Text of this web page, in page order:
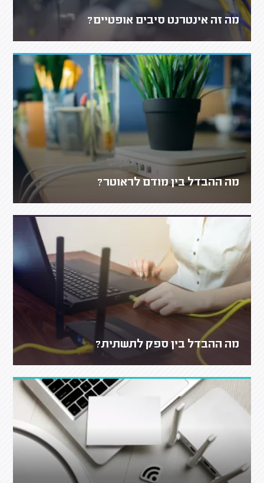
מה זה אינטרנט סיבים אופטיים?
מה ההבדל בין מודם לראוטר?
מה ההבדל בין ספק לתשתית?